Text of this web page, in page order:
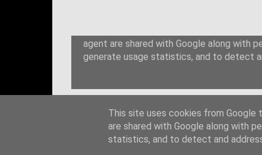
g
This site uses cookies from Google
are shared with Google along with
statistics, and to detect and